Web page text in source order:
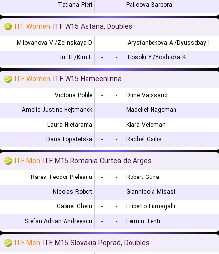
Tatiana Pieri
- - Palicova Barbora
ITF Women ITF W15 Astana, Doubles
Milovanova V./Zelinskaya D. - -
Arystanbekova A./Dyussebay I.
Im H./Kim E.
- - Hosoki Y./Yoshioka K.
ITF Women ITF W15 Hameenlinna
Victoria Pohle - -
Dune Vaissaud
Amelie Justine Hejtmanek
- -
Madelief Hageman
Laura Hietaranta
- -
Klara Veldman
Daria Lopatetska
- - Rachel Gailis
ITF Men ITF M15 Romania Curtea de Arges
Rares Teodor Pieleanu - -
Robert Guna
Nicolas Robert
- -
Giannicola Misasi
Gabriel Ghetu
- -
Filiberto Fumagalli
Stefan Adrian Andreescu
- - Fermin Tenti
ITF Men ITF M15 Slovakia Poprad, Doubles